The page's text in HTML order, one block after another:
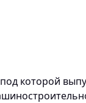
которой